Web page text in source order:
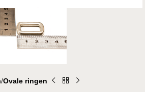
Ovale ringen